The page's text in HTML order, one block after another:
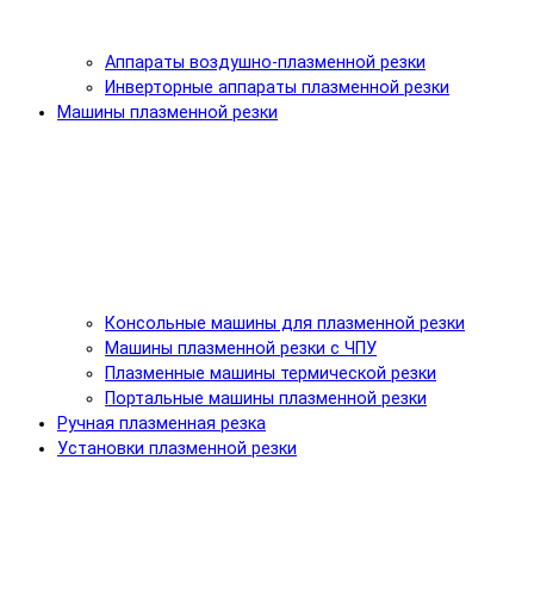
Аппараты воздушно-плазменной резки
Инверторные аппараты плазменной резки
Машины плазменной резки
Консольные машины для плазменной резки
Машины плазменной резки с ЧПУ
Плазменные машины термической резки
Портальные машины плазменной резки
Ручная плазменная резка
Установки плазменной резки